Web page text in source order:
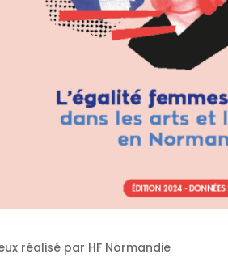
réalisé par HF Normandie